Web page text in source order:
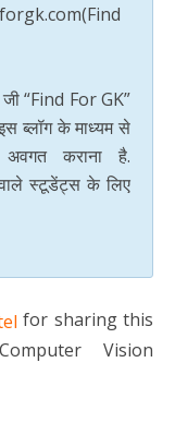
“Find For GK”
ब्लॉग के माध्यम से
कराना है.
स्टूडेंट्स के लिए
for sharing this
Vision